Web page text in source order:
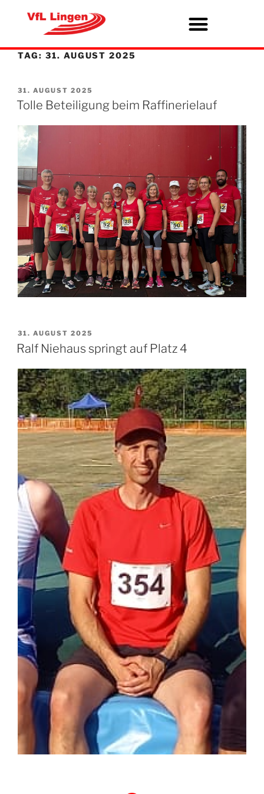
TAG: 31. AUGUST 2025
31. AUGUST 2025
Tolle Beteiligung beim Raffinerielauf
31. AUGUST 2025
Ralf Niehaus springt auf Platz 4